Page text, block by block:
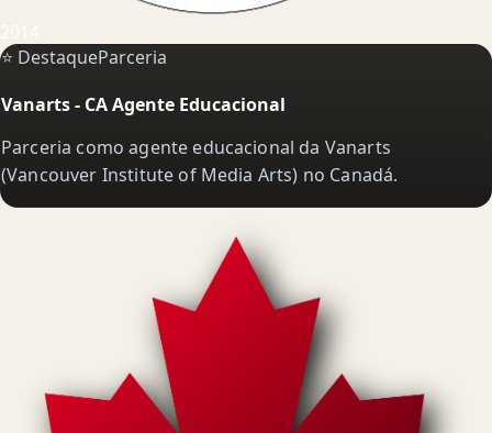
⭐ DestaqueParceria
Vanarts - CA Agente Educacional
Parceria como agente educacional da Vanarts
(Vancouver Institute of Media Arts) no Canadá.